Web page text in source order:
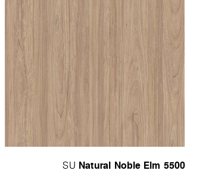
5500
SU Natural Noble Elm